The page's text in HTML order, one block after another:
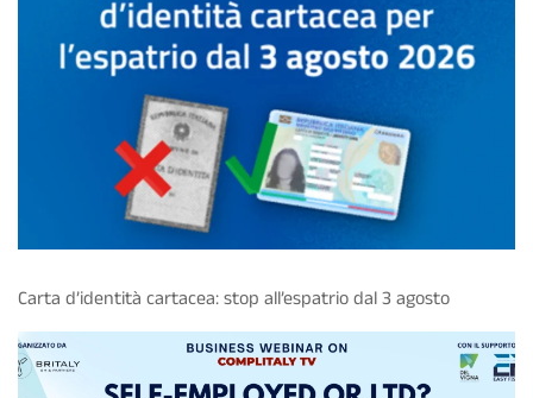
Carta d’identità cartacea: stop all’espatrio dal 3 agosto